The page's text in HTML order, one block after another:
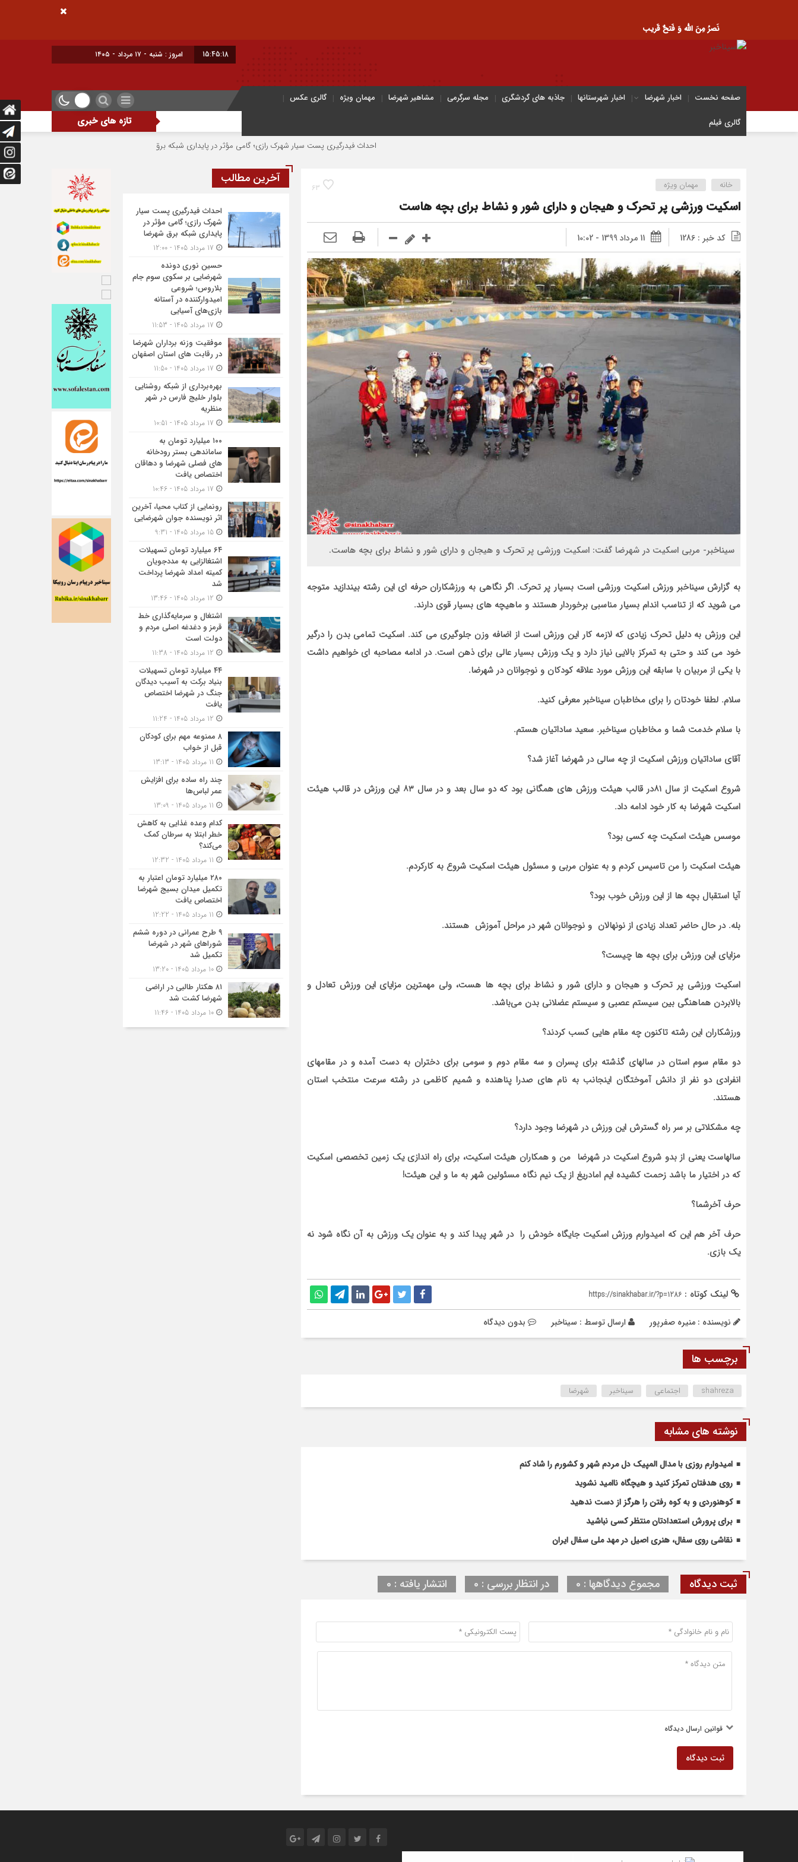
نَصرُ مِنَ الله وَ فَتحٌ قَریب
15:45:18 امروز : شنبه - ۱۷ مرداد - ۱۴۰۵
صفحه نخست اخبار شهرضا اخبار شهرستانها جاذبه های گردشگری مجله سرگرمی مشاهیر شهرضا مهمان ویژه
گالری عکس
گالری فیلم
تازه های خبری
احداث فیدرگیری پست سیار شهرک رازی؛ گامی مؤثر در پایداری شبکه برق شهرضا حسین نوری دونده شهرضایی بر سکوی سوم جام
63 خانه مهمان ویژه
اسکیت ورزشی پر تحرک و هیجان و دارای شور و نشاط برای بچه هاست
کد خبر : 1286 11 مرداد 1399 - 10:02
سیناخبر- مربی اسکیت در شهرضا گفت: اسکیت ورزشی پر تحرک و هیجان و دارای شور و نشاط برای بچه هاست.
به گزارش سیناخبر ورزش اسکیت ورزشی است بسیار پر تحرک. اگر نگاهی به ورزشکاران حرفه ای این رشته بیندازید متوجه
می شوید که از تناسب اندام بسیار مناسبی برخوردار هستند و ماهیچه های بسیار قوی دارند.
این ورزش به دلیل تحرک زیادی که لازمه کار این ورزش است از اضافه وزن جلوگیری می کند. اسکیت تمامی بدن را درگیر
خود می کند و حتی به تمرکز بالایی نیاز دارد و یک ورزش بسیار عالی برای ذهن است. در ادامه مصاحبه ای خواهیم داشت
با یکی از مربیان با سابقه این ورزش مورد علاقه کودکان و نوجوانان در شهرضا.
سلام. لطفا خودتان را برای مخاطبان سیناخبر معرفی کنید.
با سلام خدمت شما و مخاطبان سیناخبر. سعید ساداتیان هستم.
آقای ساداتیان ورزش اسکیت از چه سالی در شهرضا آغاز شد؟
شروع اسکیت از سال ۸۱در قالب هیئت ورزش های همگانی بود که دو سال بعد و در سال ۸۳ این ورزش در قالب هیئت
اسکیت شهرضا به کار خود ادامه داد.
موسس هیئت اسکیت چه کسی بود؟
هیئت اسکیت را من تاسیس کردم و به عنوان مربی و مسئول هیئت اسکیت شروع به کارکردم.
آیا استقبال بچه ها از این ورزش خوب بود؟
بله. در حال حاضر تعداد زیادی از نونهالان و نوجوانان شهر در مراحل آموزش هستند.
مزایای این ورزش برای بچه ها چیست؟
اسکیت ورزشی پر تحرک و هیجان و دارای شور و نشاط برای بچه ها هست، ولی مهمترین مزایای این ورزش تعادل و
بالابردن هماهنگی بین سیستم عصبی و سیستم عضلانی بدن می‌باشد.
ورزشکاران این رشته تاکنون چه مقام هایی کسب کردند؟
دو مقام سوم استان در سالهای گذشته برای پسران و سه مقام دوم و سومی برای دختران به دست آمده و در مقامهای
انفرادی دو نفر از دانش آموختگان اینجانب به نام های صدرا پناهنده و شمیم کاظمی در رشته سرعت منتخب استان
هستند.
چه مشکلاتی بر سر راه گسترش این ورزش در شهرضا وجود دارد؟
سالهاست یعنی از بدو شروع اسکیت در شهرضا من و همکاران هیئت اسکیت، برای راه اندازی یک زمین تخصصی اسکیت
که در اختیار ما باشد زحمت کشیده ایم امادریغ از یک نیم نگاه مسئولین شهر به ما و این هیئت!
حرف آخرشما؟
حرف آخر هم این که امیدوارم ورزش اسکیت جایگاه خودش را در شهر پیدا کند و به عنوان یک ورزش به آن نگاه شود نه
یک بازی.
لینک کوتاه : https://sinakhabar.ir/?p=1286
نویسنده : منیره صفرپور ارسال توسط : سیناخبر بدون دیدگاه
برچسب ها
shahreza اجتماعی سیناخبر شهرضا
نوشته های مشابه
امیدوارم روزی با مدال المپیک دل مردم شهر و کشورم را شاد کنم
روی هدفتان تمرکز کنید و هیچگاه ناامید نشوید
کوهنوردی و به کوه رفتن را هرگز از دست ندهید
برای پرورش استعدادتان منتظر کسی نباشید
نقاشی روی سفال، هنری اصیل در مهد ملی سفال ایران
ثبت دیدگاه مجموع دیدگاهها : 0 در انتظار بررسی : 0 انتشار یافته : 0
قوانین ارسال دیدگاه
ثبت دیدگاه
آخرین مطالب
احداث فیدرگیری پست سیار
شهرک رازی؛ گامی مؤثر در
پایداری شبکه برق شهرضا
حسین نوری دونده
شهرضایی بر سکوی سوم جام
بلاروس؛ شروعی
امیدوارکننده در آستانه
بازی‌های آسیایی
موفقیت وزنه برداران شهرضا
در رقابت های استان اصفهان
بهره‌برداری از شبکه روشنایی
بلوار خلیج فارس در شهر
منظریه
۱۰۰ میلیارد تومان به
ساماندهی بستر رودخانه
های فصلی شهرضا و دهاقان
اختصاص یافت
رونمایی از کتاب محیا، آخرین
اثر نویسنده جوان شهرضایی
۶۴ میلیارد تومان تسهیلات
اشتغالزایی به مددجویان
کمیته امداد شهرضا پرداخت
شد
اشتغال و سرمایه‌گذاری خط
قرمز و دغدغه اصلی مردم و
دولت است
۴۴ میلیارد تومان تسهیلات
بنیاد برکت به آسیب دیدگان
جنگ در شهرضا اختصاص
یافت
۸ ممنوعه مهم برای کودکان
قبل از خواب
چند راه ساده برای افزایش
عمر لباس‌ها
کدام وعده غذایی به کاهش
خطر ابتلا به سرطان کمک
می‌کند؟
۲۸۰ میلیارد تومان اعتبار به
تکمیل میدان بسیج شهرضا
اختصاص یافت
۹ طرح عمرانی در دوره ششم
شوراهای شهر در شهرضا
تکمیل شد
۸۱ هکتار طالبی در اراضی
شهرضا کشت شد